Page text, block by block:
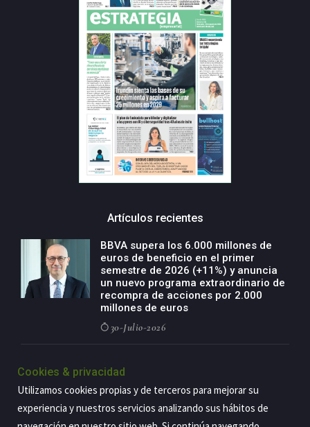
Artículos recientes
BBVA supera los 6.000 millones de
euros de beneficio en el primer
semestre de 2026 (+11%) y anuncia
un nuevo programa extraordinario de
recompra de acciones por 2.000
millones de euros
30-Julio-2026
negocio agro con un modelo global
de especialización presente en siete
países
Cookies & privacidad
Utilizamos cookies propias y de terceros para mejorar su
experiencia y nuestros servicios analizando sus hábitos de